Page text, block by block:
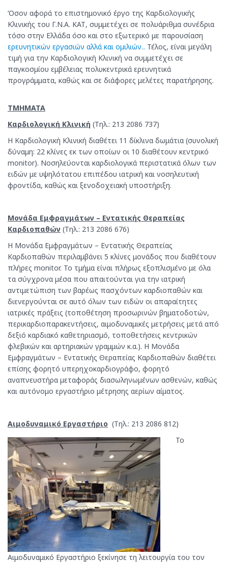
Όσον αφορά το επιστημονικό έργο της Καρδιολογικής
Κλινικής του Γ.Ν.Α. ΚΑΤ, συμμετέχει σε πολυάριθμα συνέδρια
τόσο στην Ελλάδα όσο και στο εξωτερικό με παρουσίαση
ερευνητικών εργασιών αλλά και ομιλιών.. Τέλος, είναι μεγάλη
τιμή για την Καρδιολογική Κλινική να συμμετέχει σε
παγκοσμίου εμβέλειας πολυκεντρικά ερευνητικά
προγράμματα, καθώς και σε διάφορες μελέτες παρατήρησης.
ΤΜΗΜΑΤΑ
Καρδιολογική Κλινική (Τηλ.: 213 2086 737)
Η Καρδιολογική Κλινική διαθέτει 11 δίκλινα δωμάτια (συνολική
δύναμη: 22 κλίνες εκ των οποίων οι 10 διαθέτουν κεντρικό
monitor). Νοσηλεύονται καρδιολογικά περιστατικά όλων των
ειδών με υψηλότατου επιπέδου ιατρική και νοσηλευτική
φροντίδα, καθώς και ξενοδοχειακή υποστήριξη.
Μονάδα Εμφραγμάτων – Εντατικής Θεραπείας
Καρδιοπαθών (Τηλ.: 213 2086 676)
Η Μονάδα Εμφραγμάτων – Εντατικής Θεραπείας
Καρδιοπαθών περιλαμβάνει 5 κλίνες μονάδος που διαθέτουν
πλήρες monitor. Το τμήμα είναι πλήρως εξοπλισμένο με όλα
τα σύγχρονα μέσα που απαιτούνται για την ιατρική
αντιμετώπιση των βαρέως πασχόντων καρδιοπαθών και
διενεργούνται σε αυτό όλων των ειδών οι απαραίτητες
ιατρικές πράξεις (τοποθέτηση προσωρινών βηματοδοτών,
περικαρδιοπαρακεντήσεις, αιμοδυναμικές μετρήσεις μετά από
δεξιό καρδιακό καθετηριασμό, τοποθετήσεις κεντρικών
φλεβικών και αρτηριακών γραμμών κ.α.). Η Μονάδα
Εμφραγμάτων – Εντατικής Θεραπείας Καρδιοπαθών διαθέτει
επίσης φορητό υπερηχοκαρδιογράφο, φορητό
αναπνευστήρα μεταφοράς διασωληνωμένων ασθενών, καθώς
και αυτόνομο εργαστήριο μέτρησης αερίων αίματος.
Αιμοδυναμικό Εργαστήριο (Τηλ.: 213 2086 812)
Το
Αιμοδυναμικό Εργαστήριο ξεκίνησε τη λειτουργία του τον